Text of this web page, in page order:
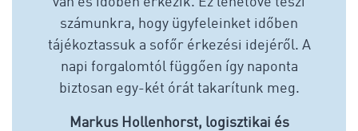
számunkra, hogy ügyfeleinket időben
tájékoztassuk a sofőr érkezési idejéről. A
napi forgalomtól függően így naponta
biztosan egy-két órát takarítunk meg.
Markus Hollenhorst, logisztikai és